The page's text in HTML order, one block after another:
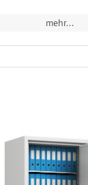
mehr...